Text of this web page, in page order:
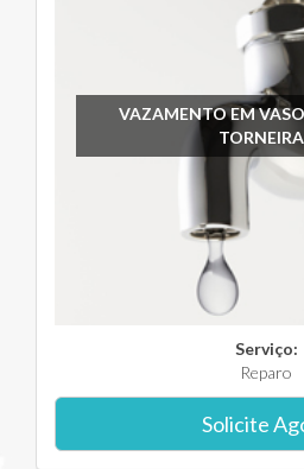
VAZAMENTO EM
Serviço:
Reparo
Solicite